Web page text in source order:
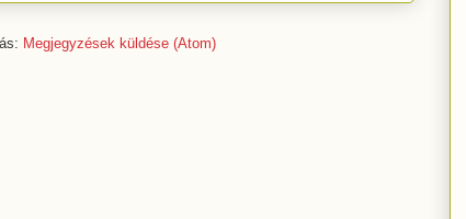
Megjegyzések küldése (Atom)